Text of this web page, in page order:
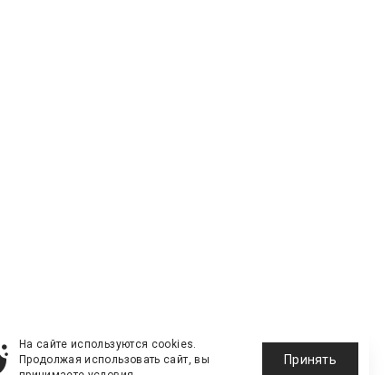
На сайте используются cookies.
Продолжая использовать сайт, вы
Принять